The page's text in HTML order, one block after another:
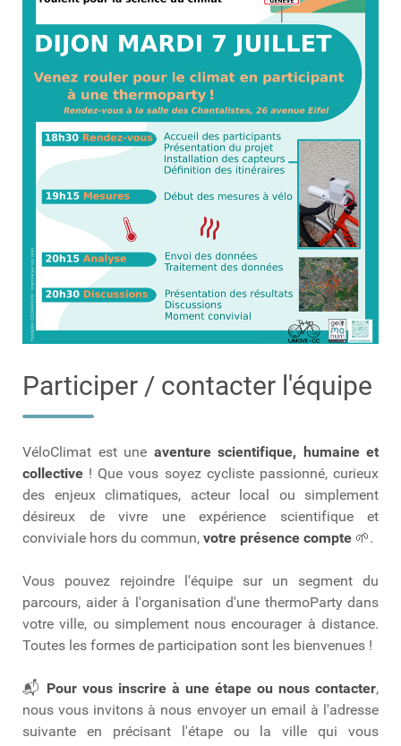
Participer / contacter l'équipe
VéloClimat est une aventure scientifique, humaine et
collective ! Que vous soyez cycliste passionné, curieux
des enjeux climatiques, acteur local ou simplement
désireux de vivre une expérience scientifique et
conviviale hors du commun, votre présence compte 🌱.
Vous pouvez rejoindre l'équipe sur un segment du
parcours, aider à l'organisation d'une thermoParty dans
votre ville, ou simplement nous encourager à distance.
Toutes les formes de participation sont les bienvenues !
📬 Pour vous inscrire à une étape ou nous contacter,
nous vous invitons à nous envoyer un email à l'adresse
suivante en précisant l'étape ou la ville qui vous